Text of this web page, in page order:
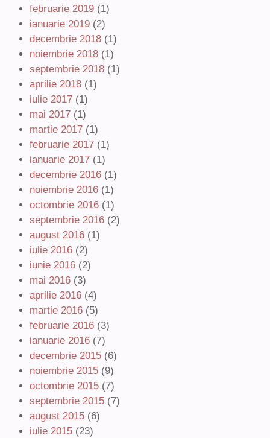
februarie 2019 (1)
ianuarie 2019 (2)
decembrie 2018 (1)
noiembrie 2018 (1)
septembrie 2018 (1)
aprilie 2018 (1)
iulie 2017 (1)
mai 2017 (1)
martie 2017 (1)
februarie 2017 (1)
ianuarie 2017 (1)
decembrie 2016 (1)
noiembrie 2016 (1)
octombrie 2016 (1)
septembrie 2016 (2)
august 2016 (1)
iulie 2016 (2)
iunie 2016 (2)
mai 2016 (3)
aprilie 2016 (4)
martie 2016 (5)
februarie 2016 (3)
ianuarie 2016 (7)
decembrie 2015 (6)
noiembrie 2015 (9)
octombrie 2015 (7)
septembrie 2015 (7)
august 2015 (6)
iulie 2015 (23)